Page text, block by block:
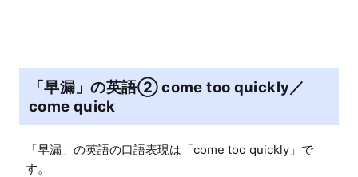
「早漏」の英語② come too quickly／
come quick
「早漏」の英語の口語表現は「come too quickly」で
す。